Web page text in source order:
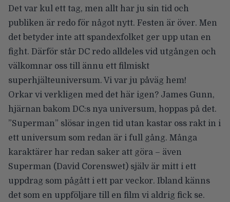
Det var kul ett tag, men allt har ju sin tid och
publiken är redo för något nytt. Festen är över. Men
det betyder inte att spandexfolket ger upp utan en
fight. Därför står DC redo alldeles vid utgången och
välkomnar oss till ännu ett filmiskt
superhjälteuniversum. Vi var ju påväg hem!
Orkar vi verkligen med det här igen? James Gunn,
hjärnan bakom DC:s nya universum, hoppas på det.
”Superman” slösar ingen tid utan kastar oss rakt in i
ett universum som redan är i full gång. Många
karaktärer har redan saker att göra – även
Superman (David Corenswet) själv är mitt i ett
uppdrag som pågått i ett par veckor. Ibland känns
det som en uppföljare till en film vi aldrig fick se.